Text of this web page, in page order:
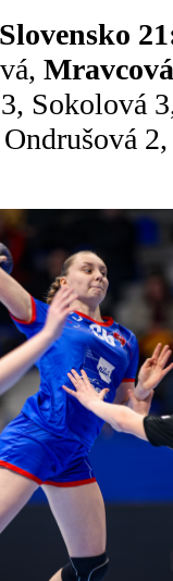
Mravcová
Sokolová